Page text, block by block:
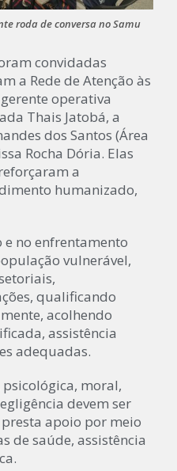
roda de conversa no Samu
convidadas
a Rede de Atenção às
operativa
Thais Jatobá, a
dos Santos (Área
Rocha Dória. Elas
a
humanizado,
e no enfrentamento
vulnerável,
qualificando
acolhendo
assistência
adequadas.
psicológica, moral,
devem ser
apoio por meio
de saúde, assistência